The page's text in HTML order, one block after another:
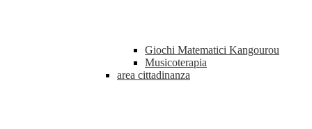
Giochi Matematici Kangourou
Musicoterapia
area cittadinanza